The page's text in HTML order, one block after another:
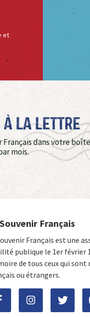
et
à La Lettre
Français dans votre boîte
mois.
Français
Français est une
publique le 1er février
de tous ceux qui
ou étrangers.